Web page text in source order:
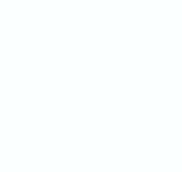
Birçok
belirli
ettiğinde
Aynı
Çerezleri
hizmetler